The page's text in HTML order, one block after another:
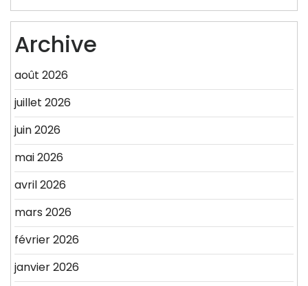
Archive
août 2026
juillet 2026
juin 2026
mai 2026
avril 2026
mars 2026
février 2026
janvier 2026